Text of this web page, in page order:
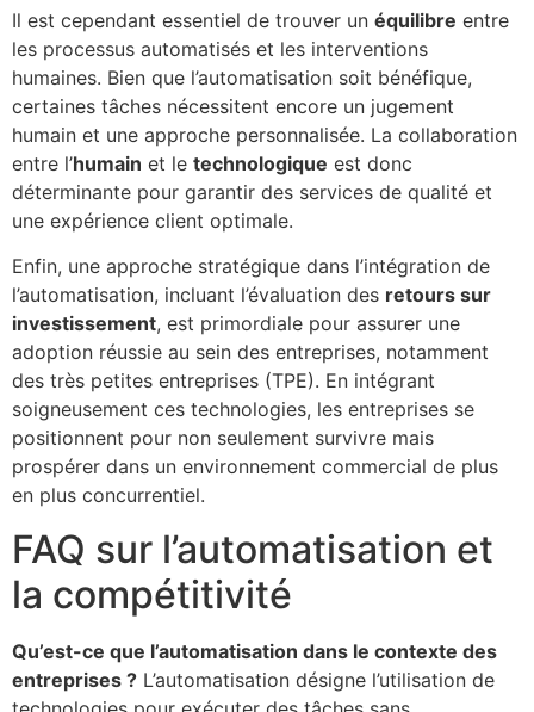
Il est cependant essentiel de trouver un équilibre entre
les processus automatisés et les interventions
humaines. Bien que l’automatisation soit bénéfique,
certaines tâches nécessitent encore un jugement
humain et une approche personnalisée. La collaboration
entre l’humain et le technologique est donc
déterminante pour garantir des services de qualité et
une expérience client optimale.
Enfin, une approche stratégique dans l’intégration de
l’automatisation, incluant l’évaluation des retours sur
investissement, est primordiale pour assurer une
adoption réussie au sein des entreprises, notamment
des très petites entreprises (TPE). En intégrant
soigneusement ces technologies, les entreprises se
positionnent pour non seulement survivre mais
prospérer dans un environnement commercial de plus
en plus concurrentiel.
FAQ sur l’automatisation et
la compétitivité
Qu’est-ce que l’automatisation dans le contexte des
entreprises ? L’automatisation désigne l’utilisation de